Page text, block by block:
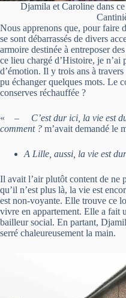
Djamila et Caroline dans
Nous apprenons que, pour faire
se sont débarrassés de divers
armoire destinée à entreposer
ce lieu chargé d’Histoire, je n’ai
d’émotion. Il y trois ans à
pu échanger quelques mots. Le
conserves réchauffée ?
« – C’est dur ici, la vie est
comment ? m’avait demandé le
A Lille, aussi, la vie est
Il avait l’air plutôt content de ne
qu’il n’est plus là, la vie est
est non-voyante. Elle trouve ce
vivre en appartement. Elle a fait
bailleur social. En partant,
serré chaleureusement la main.